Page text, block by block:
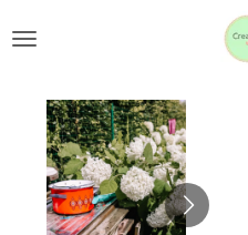
hoofdinhoud